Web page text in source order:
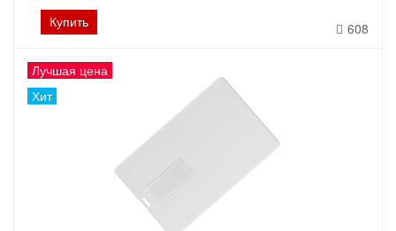
Купить
608
Лучшая цена
Хит